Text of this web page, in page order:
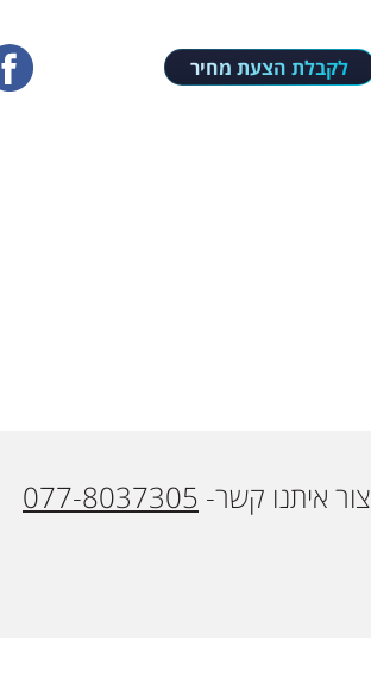
לקבלת הצעת מחיר 0778037305
צור איתנו קשר- 077-8037305